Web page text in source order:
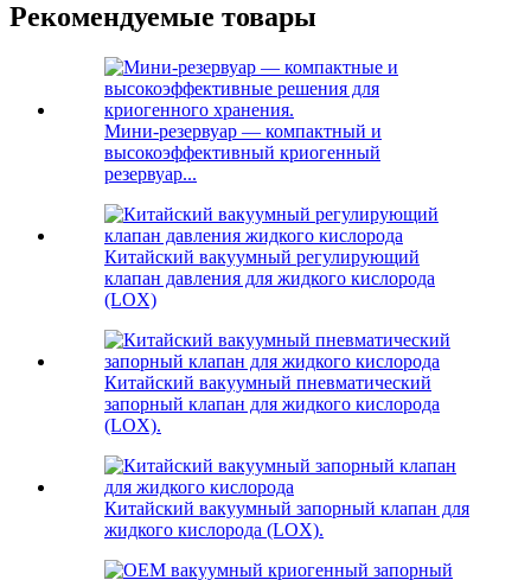
Рекомендуемые товары
Мини-резервуар — компактный и
высокоэффективный криогенный
резервуар...
Китайский вакуумный регулирующий
клапан давления для жидкого кислорода
(LOX)
Китайский вакуумный пневматический
запорный клапан для жидкого кислорода
(LOX).
Китайский вакуумный запорный клапан для
жидкого кислорода (LOX).